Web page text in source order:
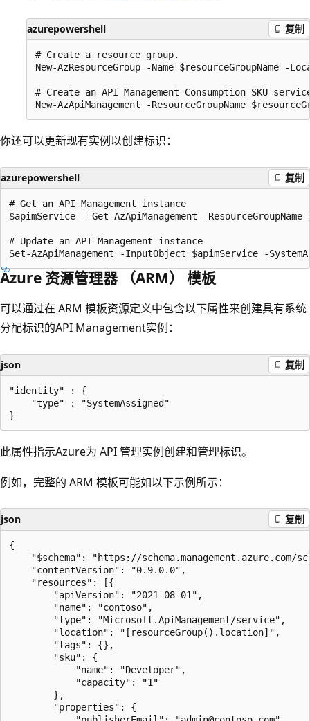
azurepowershell 复制
# Create a resource group.
New-AzResourceGroup -Name $resourceGroupName -
# Create an API Management Consumption SKU
你还可以更新现有实例以创建标识：
azurepowershell 复制
# Get an API Management instance
$apimService = Get-AzApiManagement -ResourceGroupName
# Update an API Management instance
Azure 资源管理器 （ARM） 模板
可以通过在 ARM 模板资源定义中包含以下属性来创建具有系统
分配标识的API Management实例：
json 复制
"identity" : {
    "type" : "SystemAssigned"
此属性指示Azure为 API 管理实例创建和管理标识。
例如，完整的 ARM 模板可能如以下示例所示：
json 复制
{
"$schema": "https://schema.management.azure.com/
    "contentVersion": "0.9.0.0",
    "resources": [{
        "apiVersion": "2021-08-01",
        "name": "contoso",
        "type": "Microsoft.ApiManagement/service",
        "location": "[resourceGroup().location]",
        "tags": {},
        "sku": {
            "name": "Developer",
            "capacity": "1"
        },
        "properties": {